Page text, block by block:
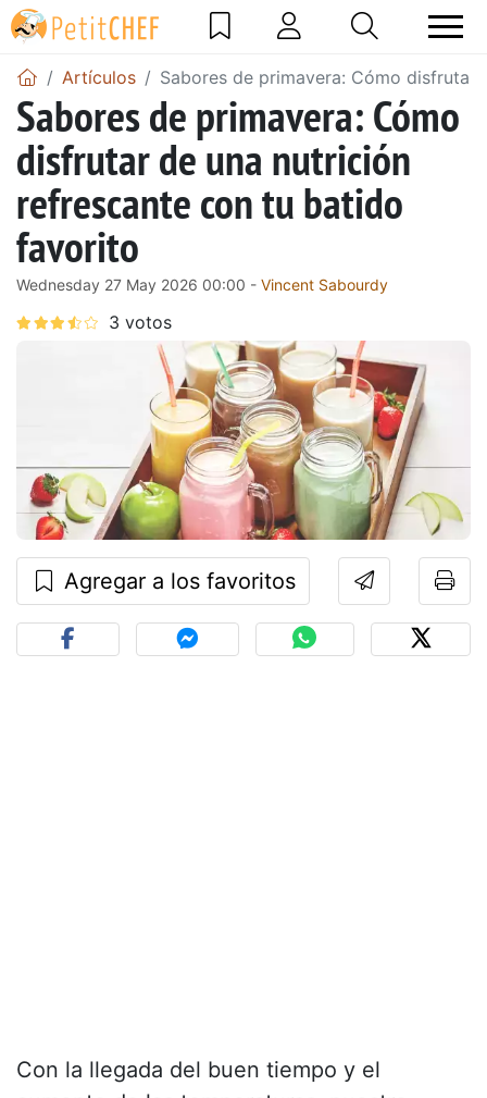
Artículos Sabores de primavera: Cómo
Sabores de primavera: Cómo
disfrutar de una nutrición
refrescante con tu batido
favorito
Wednesday 27 May 2026 00:00 - Vincent Sabourdy
Agregar a los favoritos
Con la llegada del buen tiempo y el